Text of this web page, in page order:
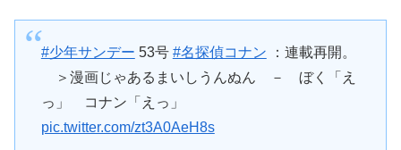
#少年サンデー 53号 #名探偵コナン ：連載再開。
＞漫画じゃあるまいしうんぬん － ぼく「え
っ」 コナン「えっ」
pic.twitter.com/zt3A0AeH8s